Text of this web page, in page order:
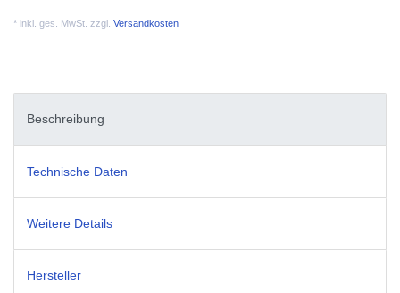
* inkl. ges. MwSt. zzgl. Versandkosten
Beschreibung
Technische Daten
Weitere Details
Hersteller